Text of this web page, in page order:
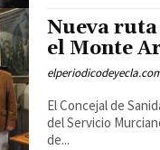
Nueva
el Monte
El Concejal de
del Servicio
de...